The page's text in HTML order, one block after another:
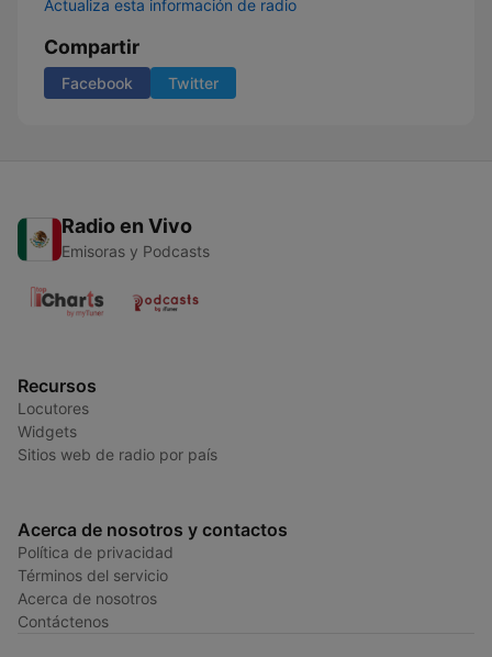
Actualiza esta información de radio
Compartir
Facebook Twitter
Radio en Vivo
Emisoras y Podcasts
Recursos
Locutores
Widgets
Sitios web de radio por país
Acerca de nosotros y contactos
Política de privacidad
Términos del servicio
Acerca de nosotros
Contáctenos